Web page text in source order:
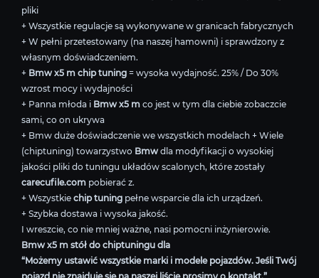
pliki
+ Wszystkie regulacje są wykonywane w granicach fabrycznych
+ W pełni przetestowany (na naszej hamowni) i sprawdzony z
własnym doświadczeniem.
+ Bmw x5 m chip tuning = wysoka wydajność. 25% / Do 30%
wzrost mocy i wydajności
+ Panna młoda i Bmw x5 m co jest w tym dla ciebie zobaczcie
sami, co on ukrywa
+ Bmw duże doświadczenie we wszystkich modelach + Wiele
(chiptuning) towarzystwo Bmwdla modyfikacji o wysokiej
jakości pliki do tuningu układów scalonych, które zostały
carecufile.com pobierać z.
+ Wszystkie chip tuning pełne wsparcie dla ich urządzeń.
+ Szybka dostawa i wysoka jakość.
I wreszcie, co nie mniej ważne, nasi pomocni inżynierowie.
Bmw x5 m stół do chiptuningu dla
“Możemy ustawić wszystkie marki i modele pojazdów. Jeśli Twój